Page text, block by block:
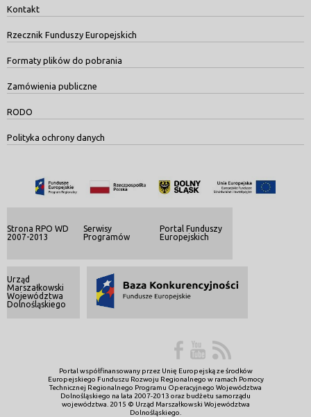
Kontakt
Rzecznik Funduszy Europejskich
Formaty plików do pobrania
Zamówienia publiczne
RODO
Polityka ochrony danych
Strona RPO WD
2007-2013
Serwisy
Programów
Portal Funduszy
Europejskich
Urząd
Marszałkowski
Województwa
Dolnośląskiego
Portal współfinansowany przez Unię Europejską ze środków
Europejskiego Funduszu Rozwoju Regionalnego w ramach Pomocy
Technicznej Regionalnego Programu Operacyjnego Województwa
Dolnośląskiego na lata 2007-2013 oraz budżetu samorządu
województwa. 2015 © Urząd Marszałkowski Województwa
Dolnośląskiego.